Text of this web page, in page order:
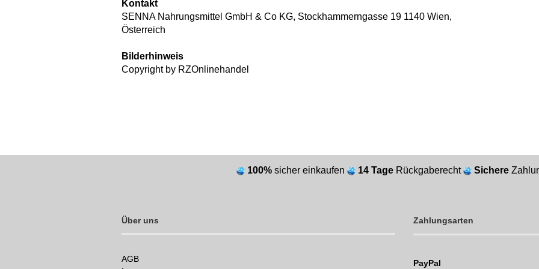
Kontakt
SENNA Nahrungsmittel GmbH & Co KG, Stockhammerngasse 19 1140 Wien,
Österreich
Bilderhinweis
Copyright by RZOnlinehandel
100% sicher einkaufen 14 Tage Rückgaberecht Sichere
Über uns
AGB
Zahlungsarten
PayPal